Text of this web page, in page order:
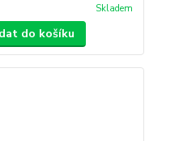
Skladem
do košíku